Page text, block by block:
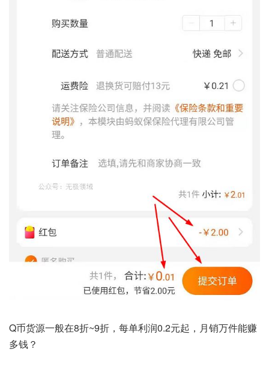
Q币货源一般在8折~9折，每单利润0.2元起，月销万件能赚
多钱？